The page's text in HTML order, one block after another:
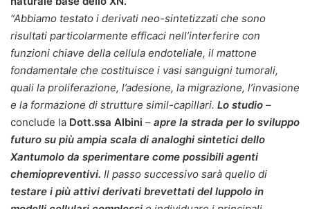
“Abbiamo testato i derivati neo-sintetizzati che sono
risultati particolarmente efficaci nell’interferire con
funzioni chiave della cellula endoteliale, il mattone
fondamentale che costituisce i vasi sanguigni tumorali,
quali la proliferazione, l’adesione, la migrazione, l’invasione
e la formazione di strutture simil-capillari. Lo studio –
conclude la Dott.ssa Albini – apre la strada per lo sviluppo
futuro su più ampia scala di analoghi sintetici dello
Xantumolo da sperimentare come possibili agenti
chemiopreventivi. Il passo successivo sarà quello di
testare i più attivi derivati brevettati del luppolo in